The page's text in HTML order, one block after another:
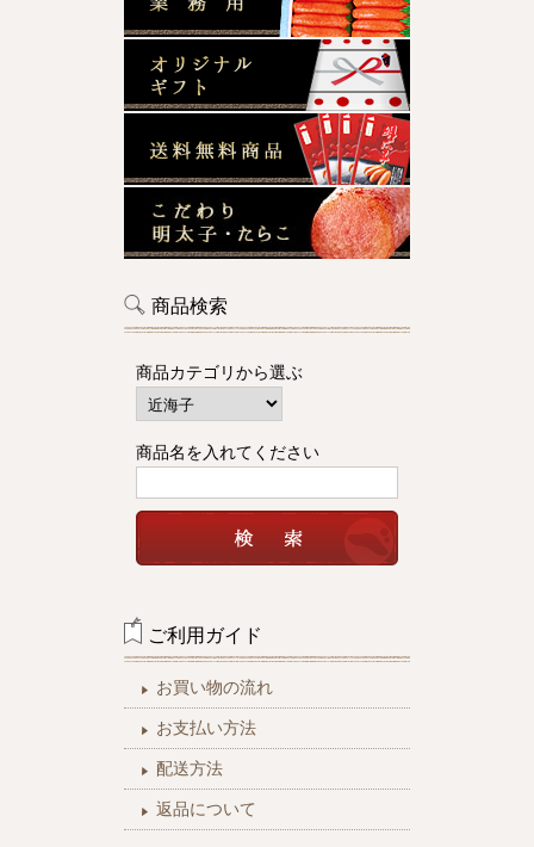
商品検索
商品カテゴリから選ぶ
商品名を入れてください
ご利用ガイド
お買い物の流れ
お支払い方法
配送方法
返品について